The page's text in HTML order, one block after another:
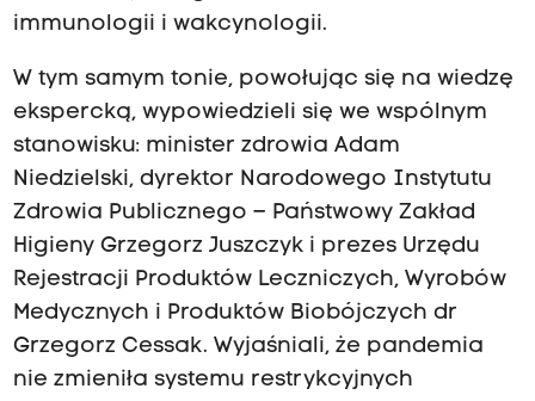
immunologii i wakcynologii.
W tym samym tonie, powołując się na wiedzę
ekspercką, wypowiedzieli się we wspólnym
stanowisku: minister zdrowia Adam
Niedzielski, dyrektor Narodowego Instytutu
Zdrowia Publicznego – Państwowy Zakład
Higieny Grzegorz Juszczyk i prezes Urzędu
Rejestracji Produktów Leczniczych, Wyrobów
Medycznych i Produktów Biobójczych dr
Grzegorz Cessak. Wyjaśniali, że pandemia
nie zmieniła systemu restrykcyjnych